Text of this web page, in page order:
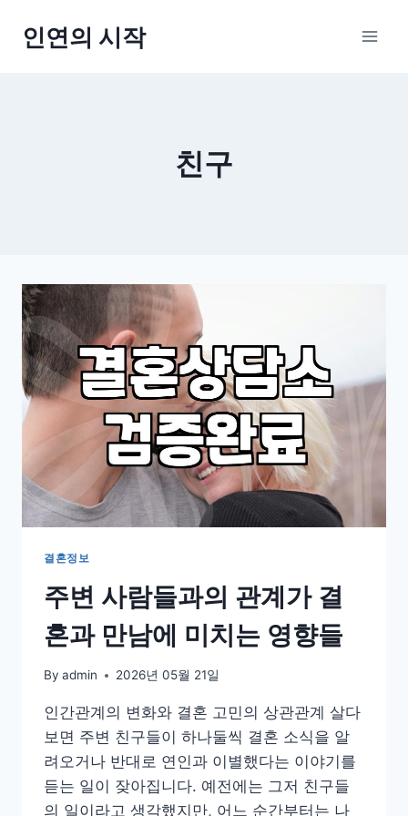
인연의 시작
친구
결혼정보
주변 사람들과의 관계가 결
혼과 만남에 미치는 영향들
By admin 2026년 05월 21일
인간관계의 변화와 결혼 고민의 상관관계 살다
보면 주변 친구들이 하나둘씩 결혼 소식을 알
려오거나 반대로 연인과 이별했다는 이야기를
듣는 일이 잦아집니다. 예전에는 그저 친구들
의 일이라고 생각했지만, 어느 순간부터는 나